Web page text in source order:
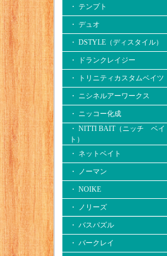
・ テンプト
・ デュオ
・ DSTYLE（ディスタイル）
・ ドランクレイジー
・ トリニティカスタムベイツ
・ ニシネルアーワークス
・ ニッコー化成
・ NITTI BAIT（ニッチ ベイ
ト）
・ ネットベイト
・ ノーマン
・ NOIKE
・ ノリーズ
・ バスパズル
・ バークレイ